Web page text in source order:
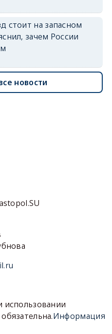
стоит на запасном
зачем России
новости
использовании
Информация